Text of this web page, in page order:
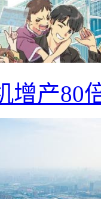
增产80